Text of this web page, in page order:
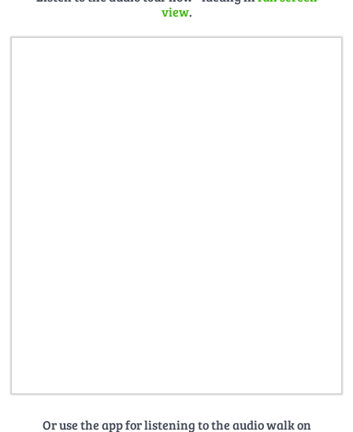
view.
Or use the app for listening to the audio walk on